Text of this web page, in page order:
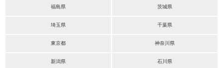
福島県 茨城県
埼玉県 千葉県
東京都 神奈川県
新潟県 石川県